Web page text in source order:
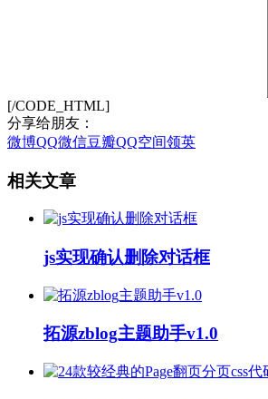
[/CODE_HTML]
分享给朋友：
微博QQ微信豆瓣QQ空间领英
相关文章
js实现确认删除对话框
拓源zblog主题助手v1.0